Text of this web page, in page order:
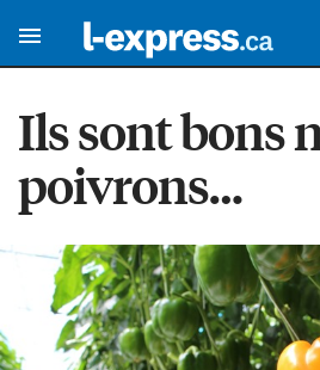
Ils sont bons
poivrons…